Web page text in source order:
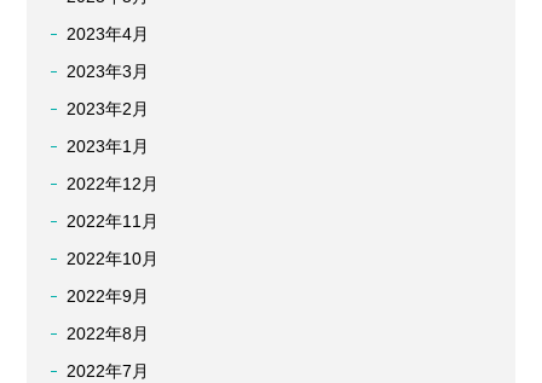
2023年4月
2023年3月
2023年2月
2023年1月
2022年12月
2022年11月
2022年10月
2022年9月
2022年8月
2022年7月